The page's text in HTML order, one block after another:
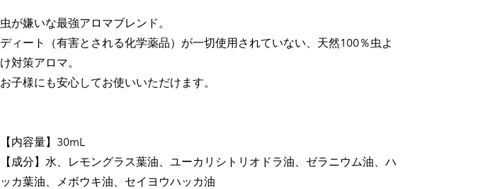
虫が嫌いな最強アロマブレンド。
ディート（有害とされる化学薬品）が一切使用されていない、天然100％虫よ
け対策アロマ。
お子様にも安心してお使いいただけます。
【内容量】30mL
【成分】水、レモングラス葉油、ユーカリシトリオドラ油、ゼラニウム油、ハ
ッカ葉油、メボウキ油、セイヨウハッカ油